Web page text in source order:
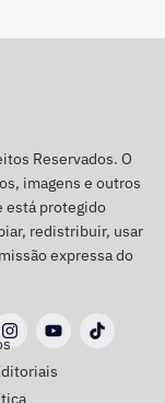
— Foto:
pela
da RJZ Cyrela,
que já acontece
A
Rio no fim do
quase R$ 35
Reservados. O
imagens e outros
está protegido
redistribuir, usar
expressa do